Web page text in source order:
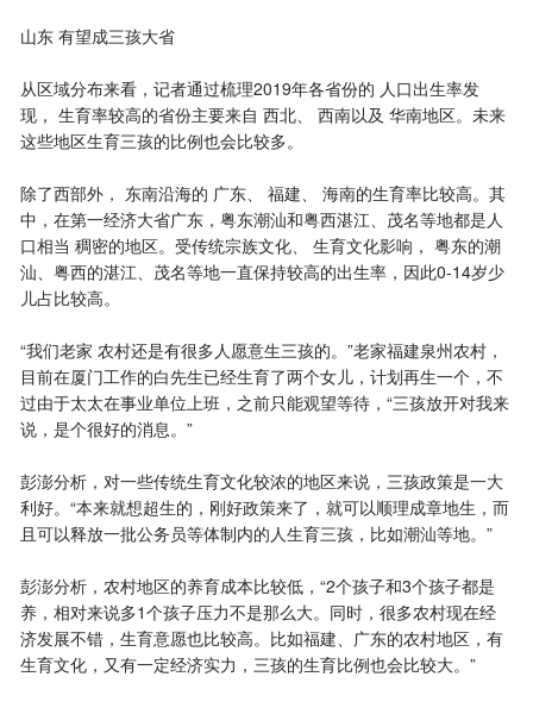
山东 有望成三孩大省
从区域分布来看，记者通过梳理2019年各省份的 人口出生率发
现， 生育率较高的省份主要来自 西北、 西南以及 华南地区。未来
这些地区生育三孩的比例也会比较多。
除了西部外， 东南沿海的 广东、 福建、 海南的生育率比较高。其
中，在第一经济大省广东，粤东潮汕和粤西湛江、茂名等地都是人
口相当 稠密的地区。受传统宗族文化、 生育文化影响， 粤东的潮
汕、粤西的湛江、茂名等地一直保持较高的出生率，因此0-14岁少
儿占比较高。
“我们老家 农村还是有很多人愿意生三孩的。”老家福建泉州农村，
目前在厦门工作的白先生已经生育了两个女儿，计划再生一个，不
过由于太太在事业单位上班，之前只能观望等待，“三孩放开对我来
说，是个很好的消息。”
彭澎分析，对一些传统生育文化较浓的地区来说，三孩政策是一大
利好。“本来就想超生的，刚好政策来了，就可以顺理成章地生，而
且可以释放一批公务员等体制内的人生育三孩，比如潮汕等地。”
彭澎分析，农村地区的养育成本比较低，“2个孩子和3个孩子都是
养，相对来说多1个孩子压力不是那么大。同时，很多农村现在经
济发展不错，生育意愿也比较高。比如福建、广东的农村地区，有
生育文化，又有一定经济实力，三孩的生育比例也会比较大。”